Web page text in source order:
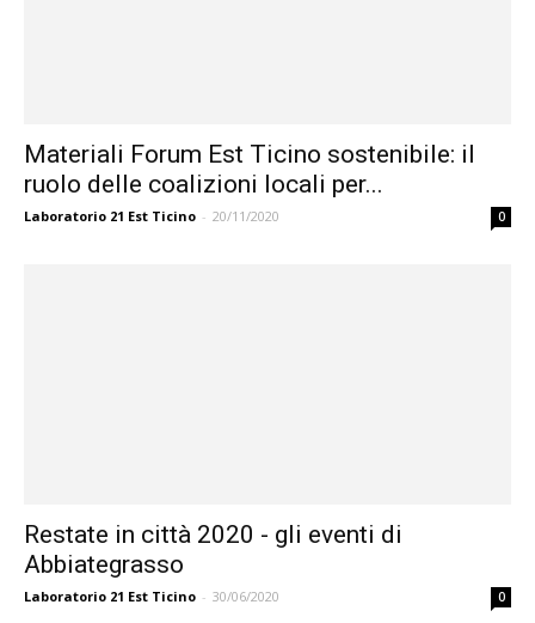
Materiali Forum Est Ticino sostenibile: il
ruolo delle coalizioni locali per...
Laboratorio 21 Est Ticino - 20/11/2020 0
Restate in città 2020 - gli eventi di
Abbiategrasso
Laboratorio 21 Est Ticino - 30/06/2020 0